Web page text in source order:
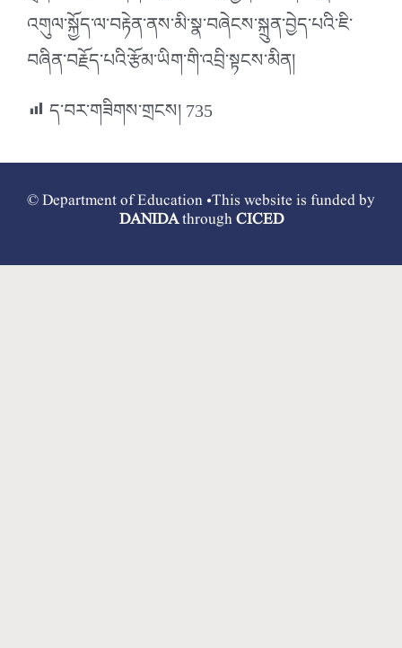
འགུལ་སྐྱོད་ལ་བརྟེན་ནས་མི་སྣ་བཞེངས་སྐྲུན་བྱེད་པའི་ཇི་
བཞིན་བརྗོད་པའི་རྩོམ་ཡིག་གི་འབྲི་སྟངས་མིན།
ད་བར་གཟིགས་གྲངས།735
© Department of Education •This website is funded by
DANIDAthroughCICED